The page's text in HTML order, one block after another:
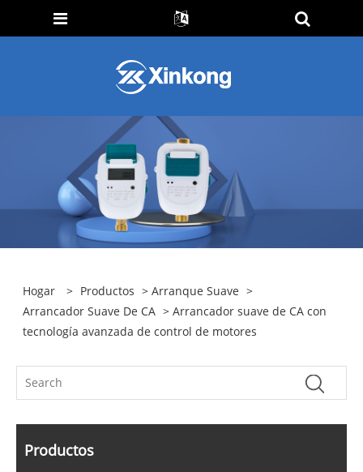
Hogar > Productos >Arranque Suave >
Arrancador Suave De CA > Arrancador suave de CA con
tecnología avanzada de control de motores
Productos